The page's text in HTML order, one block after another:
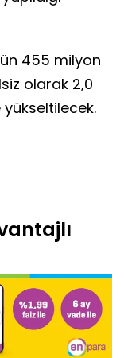
455 milyon
olarak 2,0
yükseltilecek.